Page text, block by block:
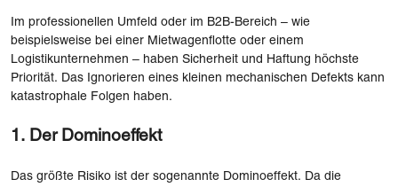
Im professionellen Umfeld oder im B2B-Bereich – wie
beispielsweise bei einer Mietwagenflotte oder einem
Logistikunternehmen – haben Sicherheit und Haftung höchste
Priorität. Das Ignorieren eines kleinen mechanischen Defekts kann
katastrophale Folgen haben.
1. Der Dominoeffekt
Das größte Risiko ist der sogenannte Dominoeffekt. Da die